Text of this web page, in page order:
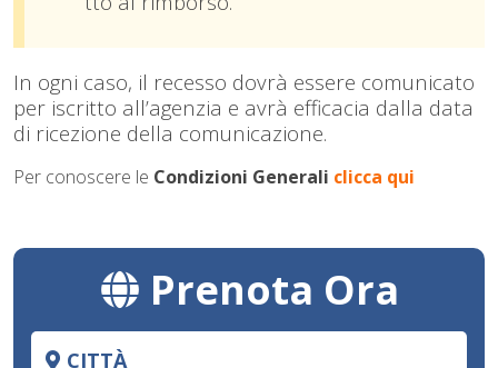
In ogni caso, il recesso dovrà essere comunicato
per iscritto all’agenzia e avrà efficacia dalla data
di ricezione della comunicazione.
Per conoscere le Condizioni Generali clicca qui
Prenota Ora
CITTÀ